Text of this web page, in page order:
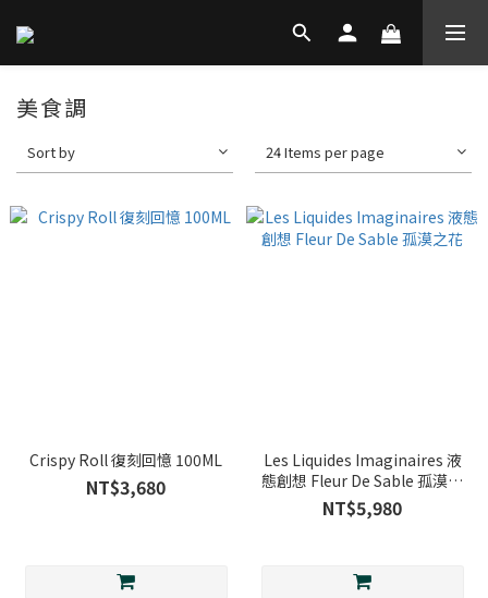
美食調
Sort by 24 Items per page
Crispy Roll 復刻回憶 100ML
NT$3,680
Les Liquides Imaginaires 液
態創想 Fleur De Sable 孤漠之
花
NT$5,980